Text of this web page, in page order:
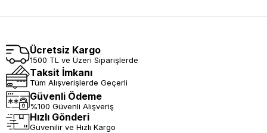
Ücretsiz Kargo
1500 TL ve Üzeri Siparişlerde
Taksit İmkanı
Tüm Alışverişlerde Geçerli
Güvenli Ödeme
%100 Güvenli Alışveriş
Hızlı Gönderi
Güvenilir ve Hızlı Kargo